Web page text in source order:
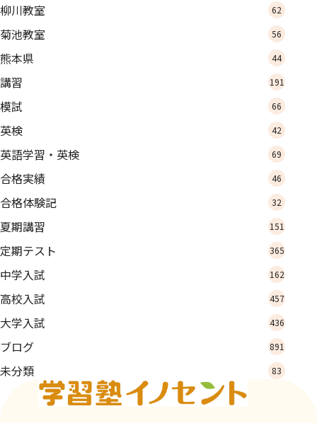
柳川教室 62
菊池教室 56
熊本県 44
講習 191
模試 66
英検 42
英語学習・英検 69
合格実績 46
合格体験記 32
夏期講習 151
定期テスト 365
中学入試 162
高校入試 457
大学入試 436
ブログ 891
未分類 83